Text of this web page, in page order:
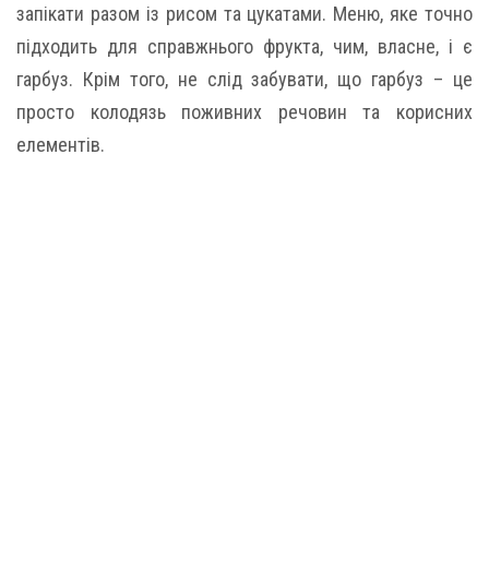
запікати разом із рисом та цукатами. Меню, яке точно
підходить для справжнього фрукта, чим, власне, і є
гарбуз. Крім того, не слід забувати, що гарбуз – це
просто колодязь поживних речовин та корисних
елементів.